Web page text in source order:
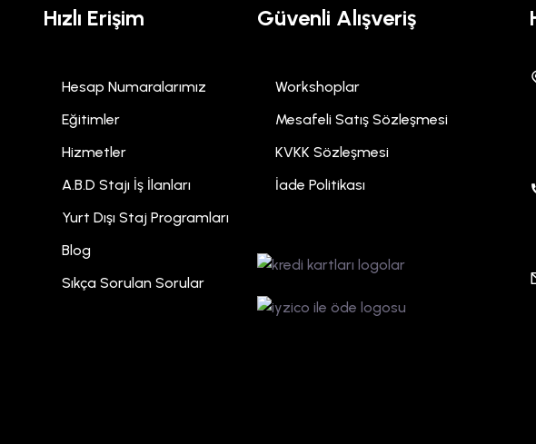
Hızlı Erişim
Hesap Numaralarımız
Eğitimler
Hizmetler
A.B.D Stajı İş İlanları
Yurt Dışı Staj Programları
Blog
Sıkça Sorulan Sorular
Güvenli Alışveriş
Workshoplar
Mesafeli Satış Sözleşmesi
KVKK Sözleşmesi
İade Politikası